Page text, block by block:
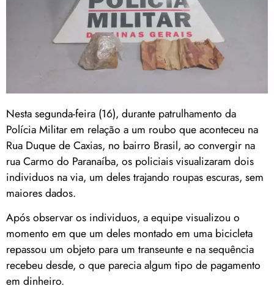
Nesta segunda-feira (16), durante patrulhamento da
Polícia Militar em relação a um roubo que aconteceu na
Rua Duque de Caxias, no bairro Brasil, ao convergir na
rua Carmo do Paranaíba, os policiais visualizaram dois
individuos na via, um deles trajando roupas escuras, sem
maiores dados.
Após observar os individuos, a equipe visualizou o
momento em que um deles montado em uma bicicleta
repassou um objeto para um transeunte e na sequência
recebeu desde, o que parecia algum tipo de pagamento
em dinheiro.